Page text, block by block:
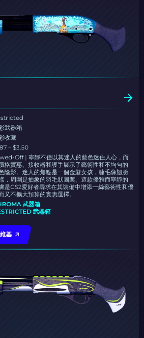
武器箱
收藏
– $3.50
Off | 寧靜不僅以其迷人的藍色迷住人心，而
格實惠。接收器和護手展示了藝術性和不均勻的
陰影。迷人的焦點是一個金髮女孩，睫毛像翅膀
，周圍是抽象的羽毛狀圖案。這款優雅而寧靜的
是CS2愛好者尋求在其裝備中增添一絲藝術性和優
又不擴大預算的實惠選擇。
武器箱
武器箱
基